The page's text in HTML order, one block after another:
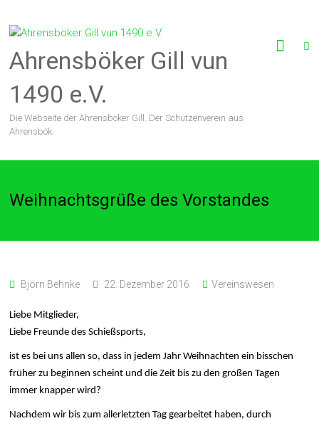
Inhalt
springen
Ahrensböker Gill vun
1490 e.V.
Die Webseite der Ahrensböker Gill. Der Schützenverein aus
Ahrensbök.
Weihnachtsgrüße des Vorstandes
Björn Behnke 22. Dezember 2016 Vereinswesen
Liebe Mitglieder,
Liebe Freunde des Schießsports,
ist es bei uns allen so, dass in jedem Jahr Weihnachten ein bisschen
früher zu beginnen scheint und die Zeit bis zu den großen Tagen
immer knapper wird?
Nachdem wir bis zum allerletzten Tag gearbeitet haben, durch